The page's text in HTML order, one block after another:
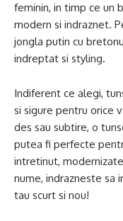
feminin, in timp ce un
modern si indraznet.
jongla putin cu
indreptat si styling.
Indiferent ce alegi,
si sigure pentru orice
des sau subtire, o
putea fi perfecte
intretinut,
nume, indrazneste sa
tau scurt si nou!